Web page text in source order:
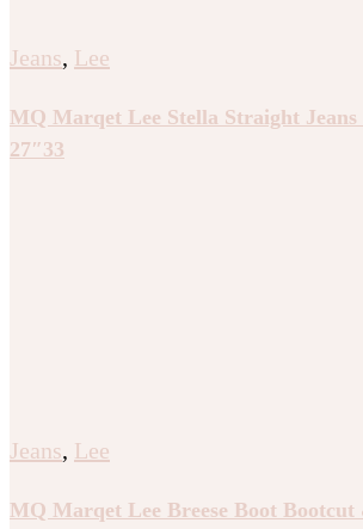
Jeans, Lee
MQ Marqet Lee Stella Straight
27″33
Jeans, Lee
MQ Marqet Lee Breese Boot Bootcut